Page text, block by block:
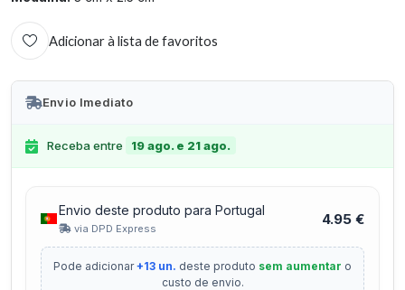
Adicionar à lista de favoritos
Envio Imediato
Receba entre 19 ago. e 21 ago.
Envio deste produto para Portugal
via DPD Express
4.95 €
Pode adicionar+13 un. deste produto sem aumentar o
custo de envio.